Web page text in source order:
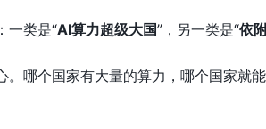
一类是“AI算力超级大国”，另一类是“依
。哪个国家有大量的算力，哪个国家就